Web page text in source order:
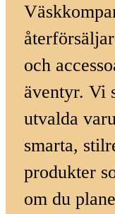
och
äventyr. Vi
utvalda
smarta,
produkter
om du